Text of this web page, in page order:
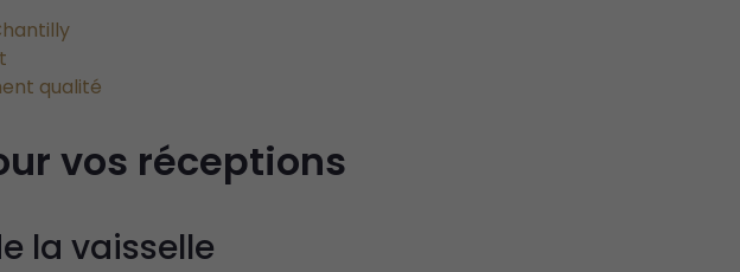
qualité
vos réceptions
la vaisselle